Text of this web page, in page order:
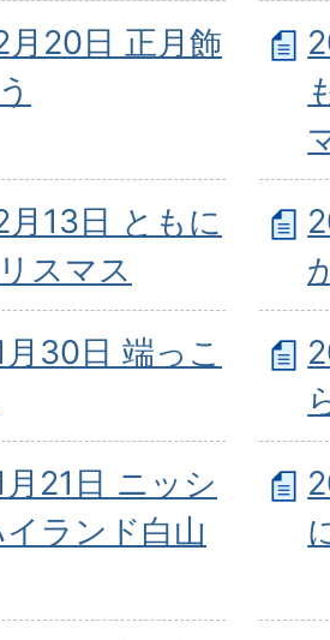
20日 正月飾
13日 ともに
スマス
30日 端っこ
21日 ニッシ
ランド白山